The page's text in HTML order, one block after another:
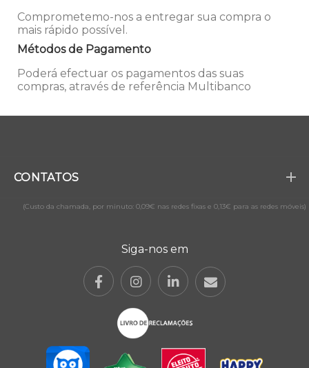
Comprometemo-nos a entregar sua compra o
mais rápido possível.
Métodos de Pagamento
Poderá efectuar os pagamentos das suas
compras, através de referência Multibanco
CONTATOS
(Custo da chamada, por minuto: 0,09€ nas redes fixas e 0,13€ para as redes móveis)
Siga-nos em